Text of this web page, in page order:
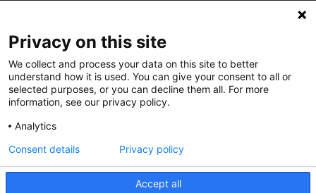
935 120 481
@CGTCatalunya
cgtcatalunya
Privacy on this site
We collect and process your data on this site to better
understand how it is used. You can give your consent to all or
selected purposes, or you can decline them all. For more
information, see our privacy policy.
Analytics
Accept all
Consent details Privacy policy